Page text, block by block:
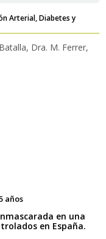
Arterial, Diabetes y
Dra. M. Ferrer,
años
en una
en España.